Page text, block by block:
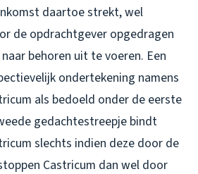
daartoe strekt, wel
de opdrachtgever opgedragen
behoren uit te voeren. Een
ondertekening namens
als bedoeld onder de eerste
gedachtestreepje bindt
slechts indien deze door de
Castricum dan wel door